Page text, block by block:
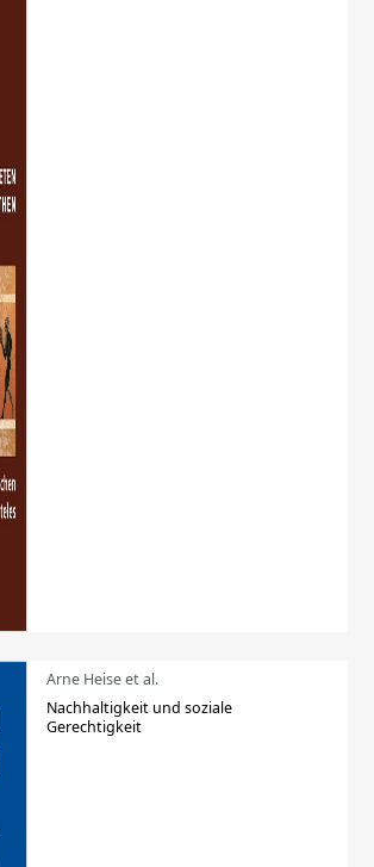
Arne Heise et al.
Nachhaltigkeit und soziale
Gerechtigkeit